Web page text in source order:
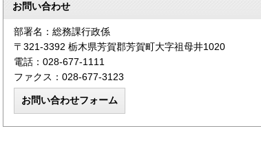
お問い合わせ
部署名：総務課行政係
〒321-3392 栃木県芳賀郡芳賀町大字祖母井1020
電話：028-677-1111
ファクス：028-677-3123